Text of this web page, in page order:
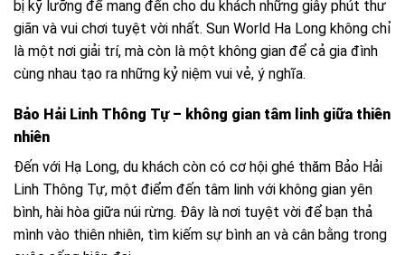
bị kỹ lưỡng để mang đến cho du khách những giây phút thư
giãn và vui chơi tuyệt vời nhất. Sun World Ha Long không chỉ
là một nơi giải trí, mà còn là một không gian để cả gia đình
cùng nhau tạo ra những kỷ niệm vui vẻ, ý nghĩa.
Bảo Hải Linh Thông Tự – không gian tâm linh giữa thiên
nhiên
Đến với Hạ Long, du khách còn có cơ hội ghé thăm Bảo Hải
Linh Thông Tự, một điểm đến tâm linh với không gian yên
bình, hài hòa giữa núi rừng. Đây là nơi tuyệt vời để bạn thả
mình vào thiên nhiên, tìm kiếm sự bình an và cân bằng trong